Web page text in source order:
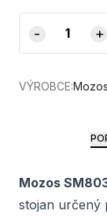
- +
VÝROBCE:Mozos
Mozos
stojan určený